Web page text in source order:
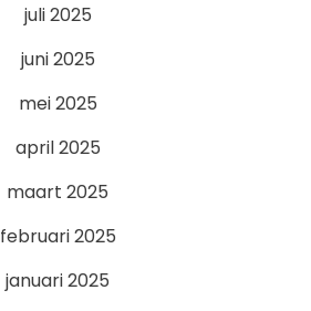
juli 2025
juni 2025
mei 2025
april 2025
maart 2025
februari 2025
januari 2025